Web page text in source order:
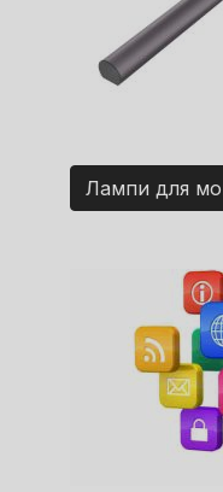
Лампи для